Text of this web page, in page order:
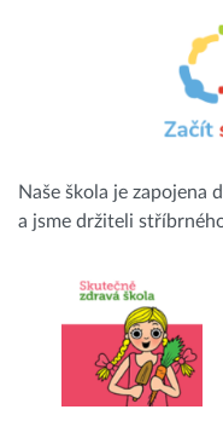
Naše škola je zapojena
a jsme držiteli